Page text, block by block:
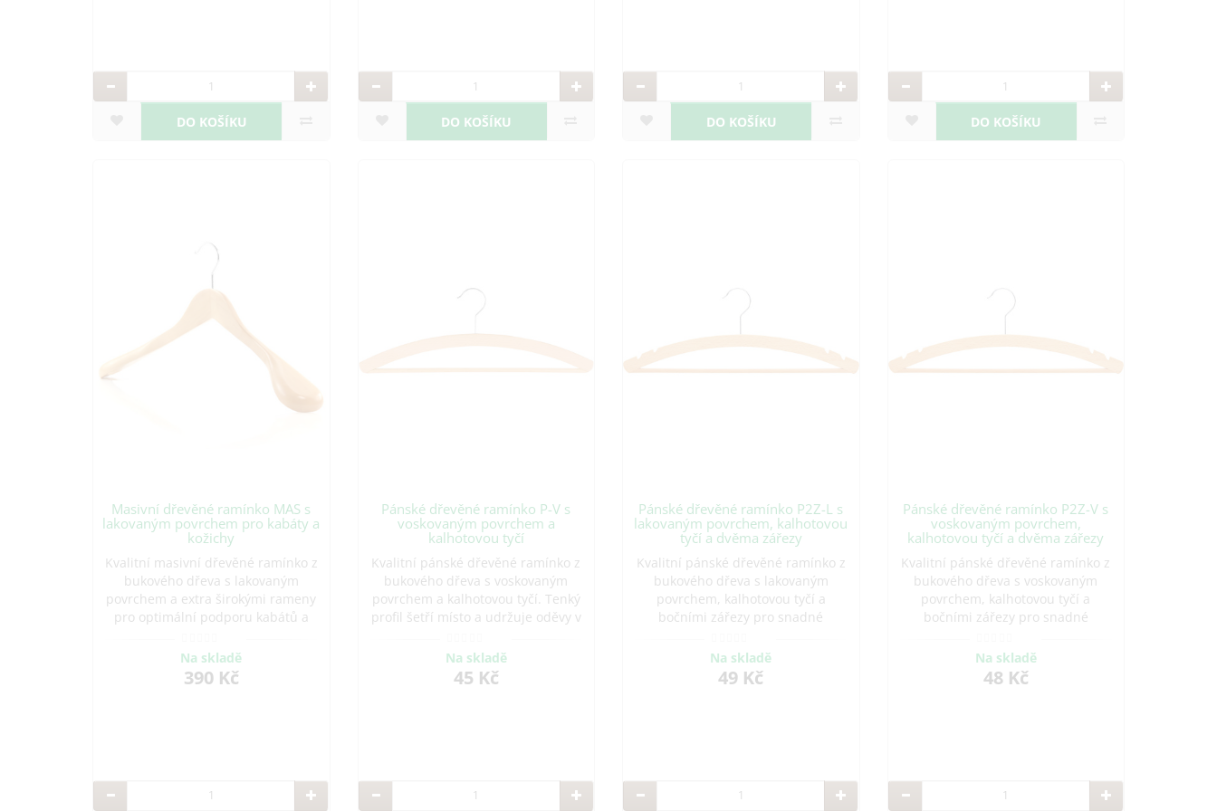
DO KOŠÍKU DO KOŠÍKU DO KOŠÍKU DO KOŠÍKU
Masivní dřevěné ramínko MAS s
lakovaným povrchem pro kabáty a
kožichy
Kvalitní masivní dřevěné ramínko z
bukového dřeva s lakovaným
povrchem a extra širokými rameny
pro optimální podporu kabátů a
hotely i butiky. Vyrobeno v ČR.
Na skladě
390 Kč
Pánské dřevěné ramínko P-V s
voskovaným povrchem a
kalhotovou tyčí
Kvalitní pánské dřevěné ramínko z
bukového dřeva s voskovaným
povrchem a kalhotovou tyčí. Tenký
profil šetří místo a udržuje oděvy v
domácnosti, hotely i butiky.
Vyrobeno v ČR.
Na skladě
45 Kč
Pánské dřevěné ramínko P2Z-L s
lakovaným povrchem, kalhotovou
tyčí a dvěma zářezy
Kvalitní pánské dřevěné ramínko z
bukového dřeva s lakovaným
povrchem, kalhotovou tyčí a
bočními zářezy pro snadné
místo a udržuje oblečení v
perfektním stavu. Vhodné pro
domácnosti, hotely i butiky.
Na skladě
49 Kč
Pánské dřevěné ramínko P2Z-V s
voskovaným povrchem,
kalhotovou tyčí a dvěma zářezy
Kvalitní pánské dřevěné ramínko z
bukového dřeva s voskovaným
povrchem, kalhotovou tyčí a
bočními zářezy pro snadné
místo a udržuje oblečení v
perfektním stavu. Vhodné pro
domácnosti, hotely i butiky.
Na skladě
48 Kč